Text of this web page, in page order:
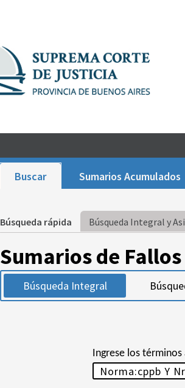
Buscar Sumarios Acumulados
Búsqueda rápida Búsqueda Integral y
Sumarios de
Búsqueda Integral
Ingrese los términos